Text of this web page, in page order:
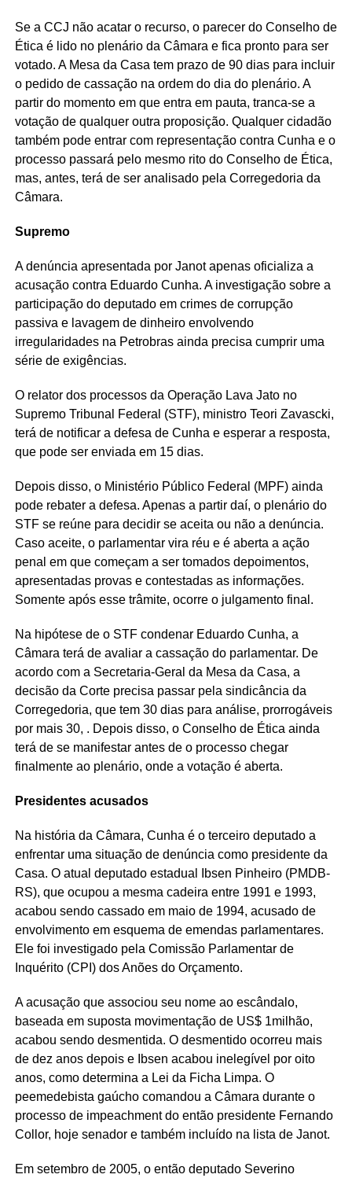
Se a CCJ não acatar o recurso, o parecer do Conselho de
Ética é lido no plenário da Câmara e fica pronto para ser
votado. A Mesa da Casa tem prazo de 90 dias para incluir
o pedido de cassação na ordem do dia do plenário. A
partir do momento em que entra em pauta, tranca-se a
votação de qualquer outra proposição. Qualquer cidadão
também pode entrar com representação contra Cunha e o
processo passará pelo mesmo rito do Conselho de Ética,
mas, antes, terá de ser analisado pela Corregedoria da
Câmara.
Supremo
A denúncia apresentada por Janot apenas oficializa a
acusação contra Eduardo Cunha. A investigação sobre a
participação do deputado em crimes de corrupção
passiva e lavagem de dinheiro envolvendo
irregularidades na Petrobras ainda precisa cumprir uma
série de exigências.
O relator dos processos da Operação Lava Jato no
Supremo Tribunal Federal (STF), ministro Teori Zavascki,
terá de notificar a defesa de Cunha e esperar a resposta,
que pode ser enviada em 15 dias.
Depois disso, o Ministério Público Federal (MPF) ainda
pode rebater a defesa. Apenas a partir daí, o plenário do
STF se reúne para decidir se aceita ou não a denúncia.
Caso aceite, o parlamentar vira réu e é aberta a ação
penal em que começam a ser tomados depoimentos,
apresentadas provas e contestadas as informações.
Somente após esse trâmite, ocorre o julgamento final.
Na hipótese de o STF condenar Eduardo Cunha, a
Câmara terá de avaliar a cassação do parlamentar. De
acordo com a Secretaria-Geral da Mesa da Casa, a
decisão da Corte precisa passar pela sindicância da
Corregedoria, que tem 30 dias para análise, prorrogáveis
por mais 30, . Depois disso, o Conselho de Ética ainda
terá de se manifestar antes de o processo chegar
finalmente ao plenário, onde a votação é aberta.
Presidentes acusados
Na história da Câmara, Cunha é o terceiro deputado a
enfrentar uma situação de denúncia como presidente da
Casa. O atual deputado estadual Ibsen Pinheiro (PMDB-
RS), que ocupou a mesma cadeira entre 1991 e 1993,
acabou sendo cassado em maio de 1994, acusado de
envolvimento em esquema de emendas parlamentares.
Ele foi investigado pela Comissão Parlamentar de
Inquérito (CPI) dos Anões do Orçamento.
A acusação que associou seu nome ao escândalo,
baseada em suposta movimentação de US$ 1milhão,
acabou sendo desmentida. O desmentido ocorreu mais
de dez anos depois e Ibsen acabou inelegível por oito
anos, como determina a Lei da Ficha Limpa. O
peemedebista gaúcho comandou a Câmara durante o
processo de impeachment do então presidente Fernando
Collor, hoje senador e também incluído na lista de Janot.
Em setembro de 2005, o então deputado Severino